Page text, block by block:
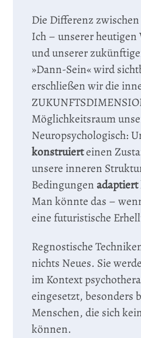
Die Differenz
Ich – unserer
und unserer
»Dann-Sein« wird
erschließen wir die
Möglichkeitsraum
Neuropsychologisch:
konstruierteinen
unsere inneren
Bedingungenadaptiert
Man könnte das –
eine futuristische
Regnostische
nichts Neues. Sie
im Kontext
eingesetzt, besonders
Menschen, die sich
können.